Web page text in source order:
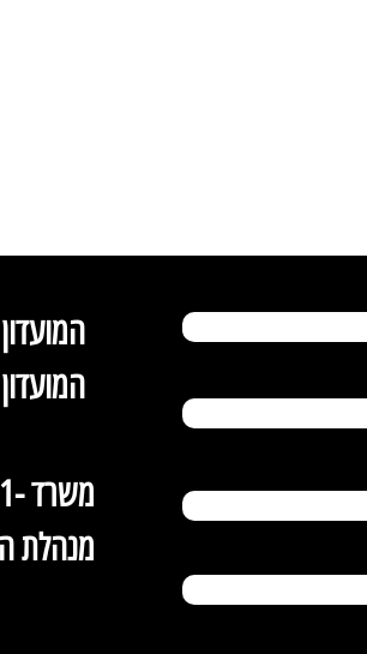
​ 0587018781- משרד
מנהלת